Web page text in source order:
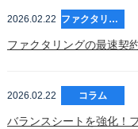
2026.02.22 ファクタリング
ファクタリングの最速契
2026.02.22 コラム
バランスシートを強化！